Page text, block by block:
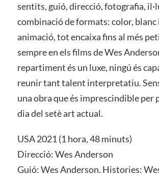
sentits, guió, direcció, fotografia,
combinació de formats: color, blanc
animació, tot encaixa fins al més
sempre en els films de Wes
repartiment és un luxe, ningú és
reunir tant talent interpretatiu.
una obra que és imprescindible per
dia del setè art actual.
USA 2021 (1 hora, 48 minuts)
Direcció: Wes Anderson
Guió: Wes Anderson. Histories: